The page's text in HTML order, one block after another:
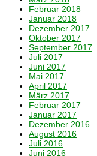
Februar 2018
Januar 2018
Dezember 2017
Oktober 2017
September 2017
Juli 2017
Juni 2017
Mai 2017
April 2017
März 2017
Februar 2017
Januar 2017
Dezember 2016
August 2016
Juli 2016
Juni 2016